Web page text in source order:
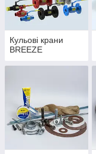
Кульові крани
BREEZE